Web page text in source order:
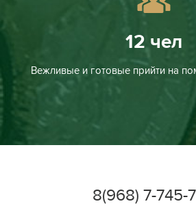
12 чел
Вежливые и готовые прийти на
8(968) 7-745-